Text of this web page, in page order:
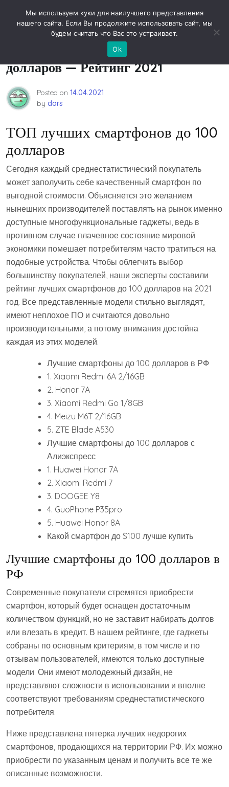
Новости технологий
Лучшие смартфоны до 100
долларов — Рейтинг 2021
Posted on 14.04.2021
by dars
ТОП лучших смартфонов до 100
долларов
Сегодня каждый среднестатистический покупатель
может заполучить себе качественный смартфон по
выгодной стоимости. Объясняется это желанием
нынешних производителей поставлять на рынок именно
доступные многофункциональные гаджеты, ведь в
противном случае плачевное состояние мировой
экономики помешает потребителям часто тратиться на
подобные устройства. Чтобы облегчить выбор
большинству покупателей, наши эксперты составили
рейтинг лучших смартфонов до 100 долларов на 2021
год. Все представленные модели стильно выглядят,
имеют неплохое ПО и считаются довольно
производительными, а потому внимания достойна
каждая из этих моделей.
Лучшие смартфоны до 100 долларов в РФ
1. Xiaomi Redmi 6A 2/16GB
2. Honor 7A
3. Xiaomi Redmi Go 1/8GB
4. Meizu M6T 2/16GB
5. ZTE Blade A530
Лучшие смартфоны до 100 долларов с
Алиэкспресс
1. Huawei Honor 7A
2. Xiaomi Redmi 7
3. DOOGEE Y8
4. GuoPhone P35pro
5. Huawei Honor 8A
Какой смартфон до $100 лучше купить
Лучшие смартфоны до 100 долларов в
РФ
Современные покупатели стремятся приобрести
смартфон, который будет оснащен достаточным
количеством функций, но не заставит набирать долгов
или влезать в кредит. В нашем рейтинге, где гаджеты
собраны по основным критериям, в том числе и по
отзывам пользователей, имеются только доступные
модели. Они имеют молодежный дизайн, не
представляют сложности в использовании и вполне
соответствуют требованиям среднестатистического
потребителя.
Ниже представлена пятерка лучших недорогих
смартфонов, продающихся на территории РФ. Их можно
приобрести по указанным ценам и получить все те же
описанные возможности.
Мы используем куки для наилучшего представления
нашего сайта. Если Вы продолжите использовать сайт, мы
будем считать что Вас это устраивает.
Ok